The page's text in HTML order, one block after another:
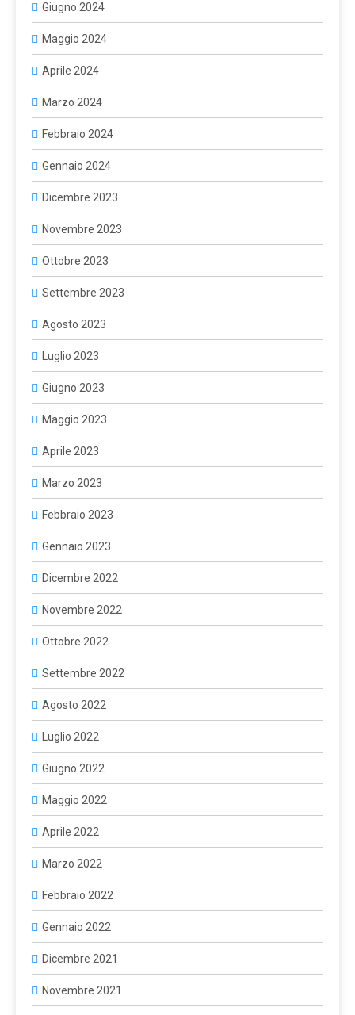
Giugno 2024
Maggio 2024
Aprile 2024
Marzo 2024
Febbraio 2024
Gennaio 2024
Dicembre 2023
Novembre 2023
Ottobre 2023
Settembre 2023
Agosto 2023
Luglio 2023
Giugno 2023
Maggio 2023
Aprile 2023
Marzo 2023
Febbraio 2023
Gennaio 2023
Dicembre 2022
Novembre 2022
Ottobre 2022
Settembre 2022
Agosto 2022
Luglio 2022
Giugno 2022
Maggio 2022
Aprile 2022
Marzo 2022
Febbraio 2022
Gennaio 2022
Dicembre 2021
Novembre 2021